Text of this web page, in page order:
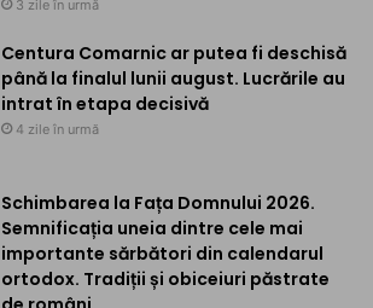
3 zile în urmă
Centura Comarnic ar putea fi deschisă
până la finalul lunii august. Lucrările au
intrat în etapa decisivă
4 zile în urmă
Schimbarea la Fața Domnului 2026.
Semnificația uneia dintre cele mai
importante sărbători din calendarul
ortodox. Tradiții și obiceiuri păstrate